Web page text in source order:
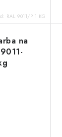
RAL 9011/P 1 KG
na